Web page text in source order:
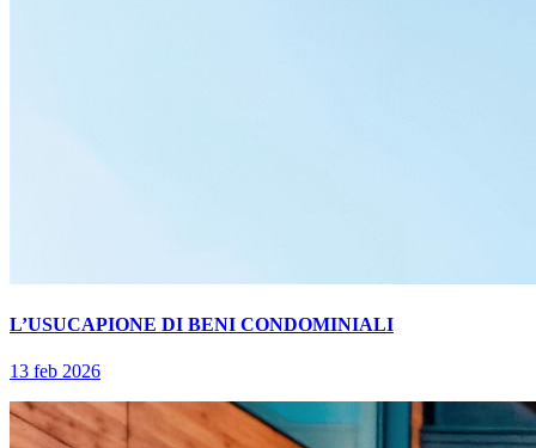
L’USUCAPIONE DI BENI CONDOMINIALI
13 feb 2026